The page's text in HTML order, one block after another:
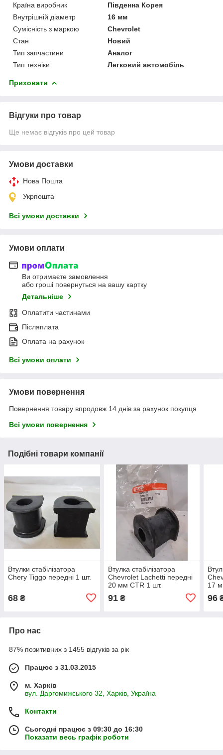
Країна виробник
Південна Корея
Внутрішній діаметр
16 мм
Сумісність з маркою
Chevrolet
Стан
Новий
Тип запчастини
Аналог
Тип техніки
Легковий автомобіль
Приховати
Відгуки про товар
Ще немає відгуків про цей товар
Умови доставки
Нова Пошта
Укрпошта
Всі умови доставки
Умови оплати
Ви отримаєте замовлення
або гроші повернуться на вашу картку
Детальніше
Оплатити частинами
Післяплата
Оплата на рахунок
Всі умови оплати
Умови повернення
Повернення товару впродовж 14 днів за рахунок покупця
Всі умови повернення
Подібні товари компанії
Втулки стабілізатора
Chery Tiggo передні 1 шт.
68 ₴
Втулка стабілізатора
Chevrolet Lachetti передні
20 мм CTR 1 шт.
91₴
17
96
Про нас
87% позитивних з 1455 відгуків за рік
Працює з 31.03.2015
м. Харків
вул. Даргомижського 32, Харків, Україна
Контакти
Сьогодні працює з 09:30 до 16:30
Показати весь графік роботи